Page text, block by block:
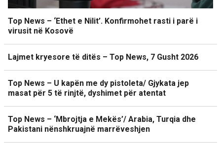
Top News – ‘Ethet e Nilit’. Konfirmohet rasti i parë i
virusit në Kosovë
Lajmet kryesore të ditës – Top News, 7 Gusht 2026
Top News – U kapën me dy pistoleta/ Gjykata jep
masat për 5 të rinjtë, dyshimet për atentat
Top News – ‘Mbrojtja e Mekës’/ Arabia, Turqia dhe
Pakistani nënshkruajnë marrëveshjen